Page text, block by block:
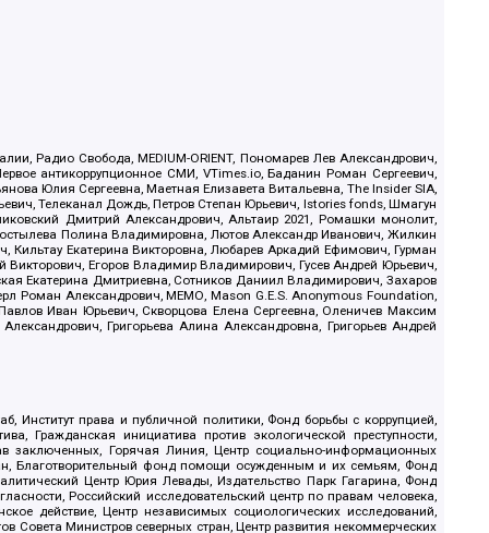
Радио Свобода, MEDIUM-ORIENT, Пономарев Лев Александрович,
антикоррупционное СМИ, VTimes.io, Баданин Роман Сергеевич,
Юлия Сергеевна, Маетная Елизавета Витальевна, The Insider SIA,
Телеканал Дождь, Петров Степан Юрьевич, Istories fonds, Шмагун
Дмитрий Александрович, Альтаир 2021, Ромашки монолит,
Полина Владимировна, Лютов Александр Иванович, Жилкин
Екатерина Викторовна, Любарев Аркадий Ефимович, Гурман
Егоров Владимир Владимирович, Гусев Андрей Юрьевич,
Екатерина Дмитриевна, Сотников Даниил Владимирович, Захаров
Роман Александрович, МЕМО, Mason G.E.S. Anonymous Foundation,
Иван Юрьевич, Скворцова Елена Сергеевна, Оленичев Максим
Григорьева Алина Александровна, Григорьев Андрей
Институт права и публичной политики, Фонд борьбы с коррупцией,
Гражданская инициатива против экологической преступности,
заключенных, Горячая Линия, Центр социально-информационных
Благотворительный фонд помощи осужденным и их семьям, Фонд
Центр Юрия Левады, Издательство Парк Гагарина, Фонд
Российский исследовательский центр по правам человека,
действие, Центр независимых социологических исследований,
Министров северных стран, Центр развития некоммерческих